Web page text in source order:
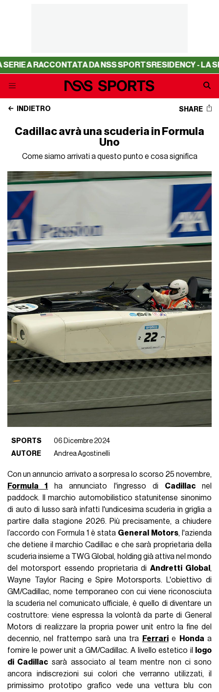
RACCONTATA DA NSS SPORTSRESIDENCY - LA SERIE A
INDIETRO SHARE
Cadillac avrà una scuderia in Formula
Uno
Come siamo arrivati a questo punto e cosa significa
SPORTS
06 Dicembre 2024
AUTORE
Andrea Agostinelli
Con un annuncio arrivato a sorpresa lo scorso 25 novembre,
Formula 1
ha annunciato l'ingresso di Cadillac nel
paddock. Il marchio automobilistico statunitense sinonimo
di auto di lusso sarà infatti l'undicesima scuderia in griglia a
partire dalla stagione 2026. Più precisamente, a chiudere
l’accordo con Formula 1 è stata General Motors, l'azienda
che detiene il marchio Cadillac e che sarà proprietaria della
scuderia insieme a TWG Global, holding già attiva nel mondo
del motorsport essendo proprietaria diAndretti Global ,
Wayne Taylor Racing e Spire Motorsports. L'obiettivo di
GM/Cadillac, nome temporaneo con cui viene riconosciuta
la scuderia nel comunicato ufficiale, è quello di diventare un
costruttore: viene espressa la volontà da parte di General
Motors di realizzare la propria power unit entro la fine del
decennio, nel frattempo sarà una tra
Ferrarie Honda a
fornire le power unit a GM/Cadillac. A livello estetico il
logo
di Cadillac sarà associato al team mentre non ci sono
ancora indiscrezioni sui colori che verranno utilizzati, il
primissimo prototipo grafico vede una vettura blu con